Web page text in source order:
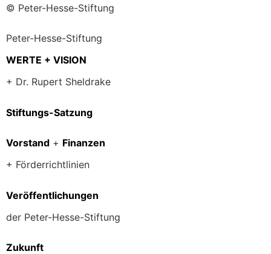
© Peter-Hesse-Stiftung
Peter-Hesse-Stiftung
WERTE + VISION
+ Dr. Rupert Sheldrake
Stiftungs-Satzung
Vorstand + Finanzen
+ Förderrichtlinien
Veröffentlichungen
der Peter-Hesse-Stiftung
Zukunft